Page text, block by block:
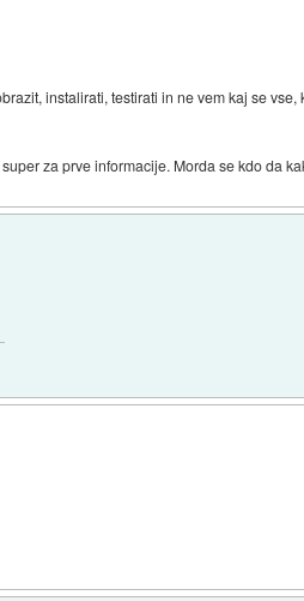
instalirati, testirati in ne vem kaj se
za prve informacije. Morda se kdo da